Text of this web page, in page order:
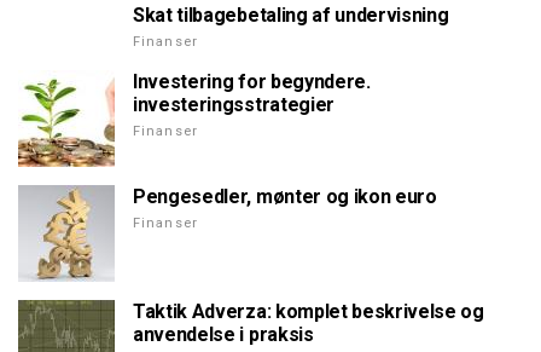
Skat tilbagebetaling af undervisning
Finanser
Investering for begyndere.
investeringsstrategier
Finanser
Pengesedler, mønter og ikon euro
Finanser
Taktik Adverza: komplet beskrivelse og
anvendelse i praksis